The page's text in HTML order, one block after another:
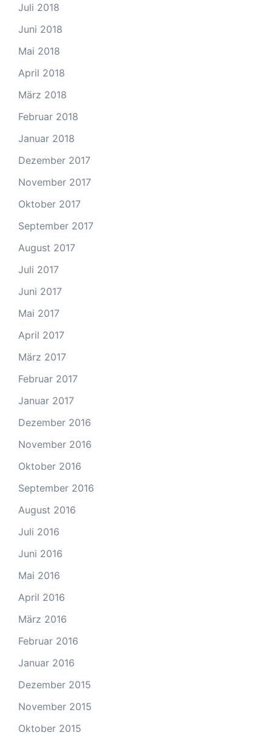
Juli 2018
Juni 2018
Mai 2018
April 2018
März 2018
Februar 2018
Januar 2018
Dezember 2017
November 2017
Oktober 2017
September 2017
August 2017
Juli 2017
Juni 2017
Mai 2017
April 2017
März 2017
Februar 2017
Januar 2017
Dezember 2016
November 2016
Oktober 2016
September 2016
August 2016
Juli 2016
Juni 2016
Mai 2016
April 2016
März 2016
Februar 2016
Januar 2016
Dezember 2015
November 2015
Oktober 2015